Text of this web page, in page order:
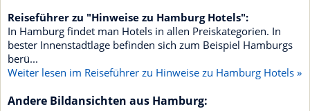
Reiseführer zu "Hinweise zu Hamburg Hotels":
In Hamburg findet man Hotels in allen Preiskategorien. In
bester Innenstadtlage befinden sich zum Beispiel Hamburgs
berü...
Weiter lesen im Reiseführer zu Hinweise zu Hamburg Hotels »
Andere Bildansichten aus Hamburg: